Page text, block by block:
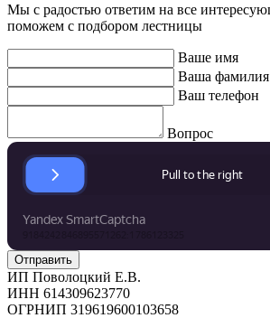
Мы с радостью ответим на все
поможем с подбором лестницы
Ваше имя
Ваша фамилия
Ваш телефон
Вопрос
ИП Поволоцкий Е.В.
ИНН 614309623770
ОГРНИП 319619600103658